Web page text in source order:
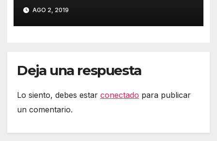
AGO 2, 2019
Deja una respuesta
Lo siento, debes estar conectado para publicar
un comentario.